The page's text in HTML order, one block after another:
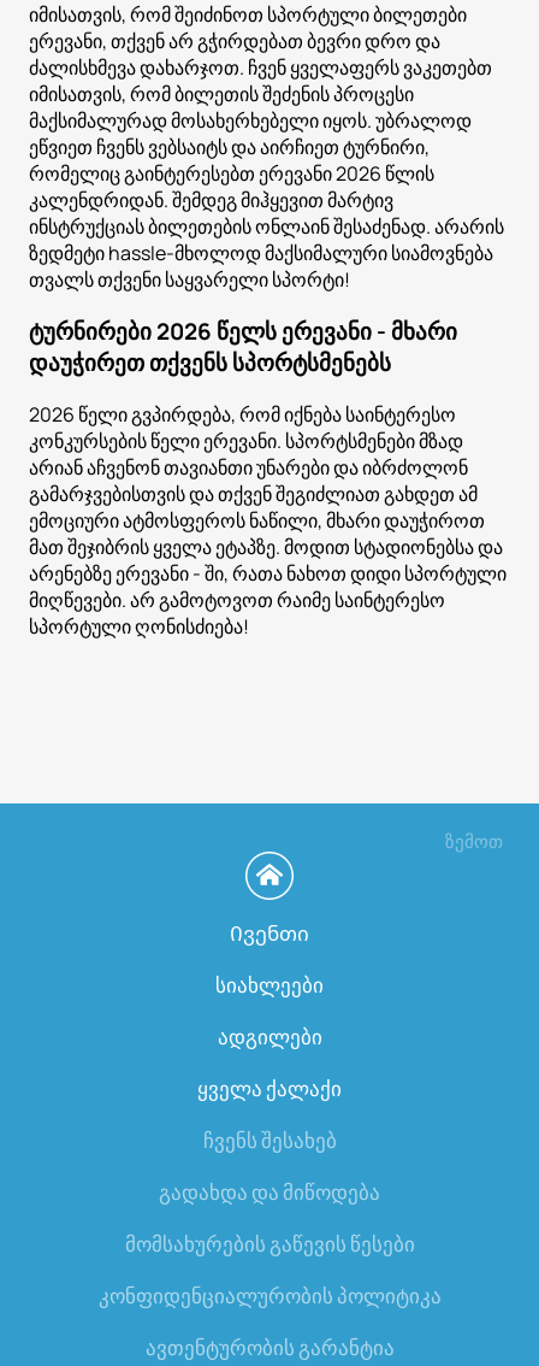
იმისათვის, რომ შეიძინოთ სპორტული ბილეთები
ერევანი, თქვენ არ გჭირდებათ ბევრი დრო და
ძალისხმევა დახარჯოთ. ჩვენ ყველაფერს ვაკეთებთ
იმისათვის, რომ ბილეთის შეძენის პროცესი
მაქსიმალურად მოსახერხებელი იყოს. უბრალოდ
ეწვიეთ ჩვენს ვებსაიტს და აირჩიეთ ტურნირი,
რომელიც გაინტერესებთ ერევანი 2026 წლის
კალენდრიდან. შემდეგ მიჰყევით მარტივ
ინსტრუქციას ბილეთების ონლაინ შესაძენად. არარის
ზედმეტი hassle-მხოლოდ მაქსიმალური სიამოვნება
თვალს თქვენი საყვარელი სპორტი!
ტურნირები 2026 წელს ერევანი - მხარი
დაუჭირეთ თქვენს სპორტსმენებს
2026 წელი გვპირდება, რომ იქნება საინტერესო
კონკურსების წელი ერევანი. სპორტსმენები მზად
არიან აჩვენონ თავიანთი უნარები და იბრძოლონ
გამარჯვებისთვის და თქვენ შეგიძლიათ გახდეთ ამ
ემოციური ატმოსფეროს ნაწილი, მხარი დაუჭიროთ
მათ შეჯიბრის ყველა ეტაპზე. მოდით სტადიონებსა და
არენებზე ერევანი - ში, რათა ნახოთ დიდი სპორტული
მიღწევები. არ გამოტოვოთ რაიმე საინტერესო
სპორტული ღონისძიება!
ზემოთ
Ივენთი
სიახლეები
ადგილები
ყველა ქალაქი
ჩვენს შესახებ
გადახდა და მიწოდება
მომსახურების გაწევის წესები
კონფიდენციალურობის პოლიტიკა
ავთენტურობის გარანტია